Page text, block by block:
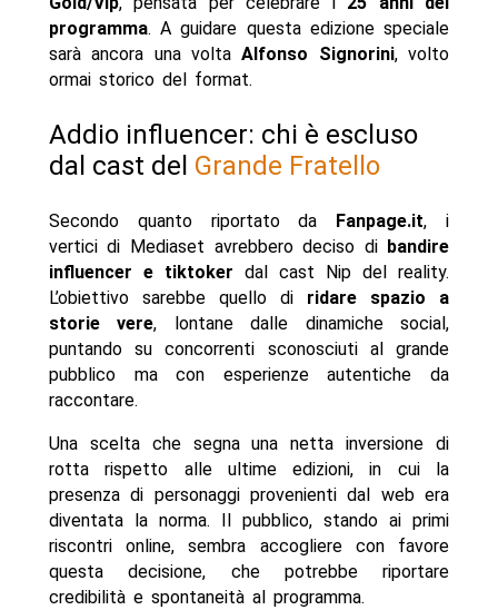
programma. A guidare questa edizione speciale
sarà ancora una voltaAlfonso Signorini, volto
ormai storico del format.
Addio influencer: chi è escluso
dal cast del Grande Fratello
Secondo quanto riportato da Fanpage.it, i
vertici di Mediaset avrebbero deciso di bandire
influencer e tiktoker dal cast Nip del reality.
L’obiettivo sarebbe quello di ridare spazio a
storie vere, lontane dalle dinamiche social,
puntando su concorrenti sconosciuti al grande
pubblico ma con esperienze autentiche da
raccontare.
Una scelta che segna una netta inversione di
rotta rispetto alle ultime edizioni, in cui la
presenza di personaggi provenienti dal web era
diventata la norma. Il pubblico, stando ai primi
riscontri online, sembra accogliere con favore
questa decisione, che potrebbe riportare
credibilità e spontaneità al programma.